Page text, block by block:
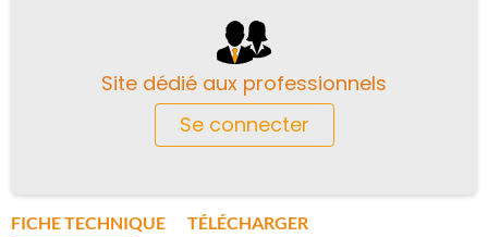
Site dédié aux professionnels
Se connecter
FICHE TECHNIQUE
TÉLÉCHARGER